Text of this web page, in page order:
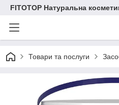
FITOTOP Натуральна
Товари та послуги